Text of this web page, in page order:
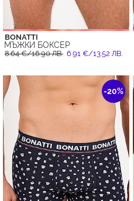
BONATTI
МЪЖКИ БОКСЕР
8.64 €/16.90 ЛВ. 6.91 €/13.52 ЛВ.
-20%